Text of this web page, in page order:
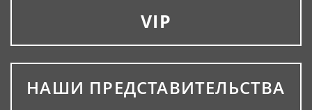
VIP
НАШИ ПРЕДСТАВИТЕЛЬСТВА